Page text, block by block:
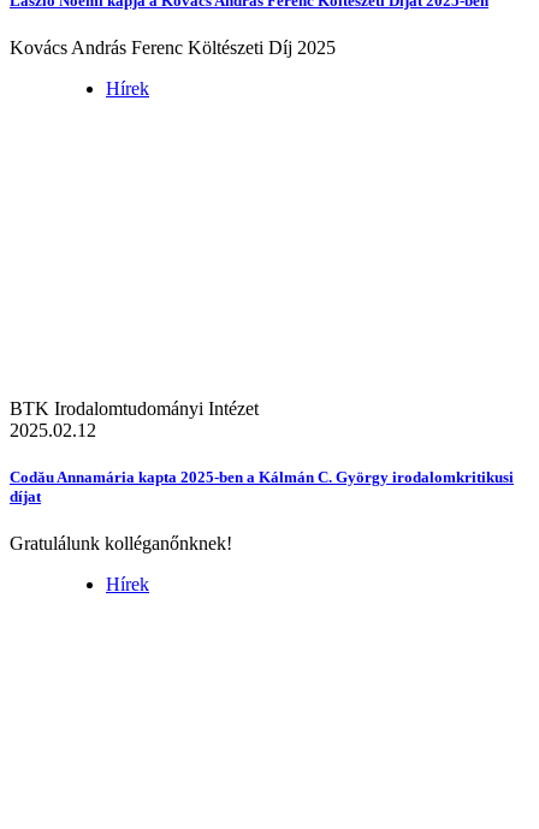
Kovács András Ferenc Költészeti Díj 2025
Hírek
BTK Irodalomtudományi Intézet
2025.02.12
Codău Annamária kapta 2025-ben a Kálmán C. György irodalomkritikusi
díjat
Gratulálunk kolléganőnknek!
Hírek